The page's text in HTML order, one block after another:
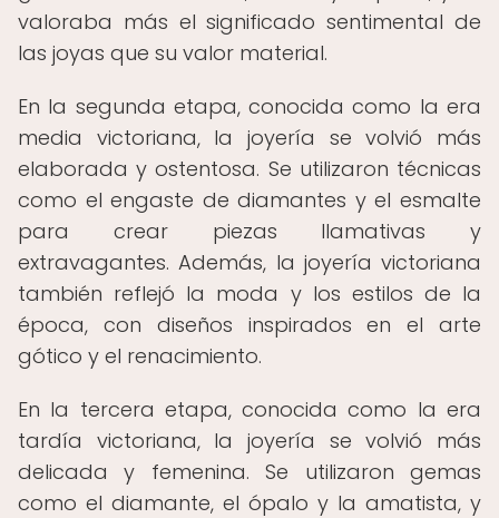
valoraba más el significado sentimental de
las joyas que su valor material.
En la segunda etapa, conocida como la era
media victoriana, la joyería se volvió más
elaborada y ostentosa. Se utilizaron técnicas
como el engaste de diamantes y el esmalte
para crear piezas llamativas y
extravagantes. Además, la joyería victoriana
también reflejó la moda y los estilos de la
época, con diseños inspirados en el arte
gótico y el renacimiento.
En la tercera etapa, conocida como la era
tardía victoriana, la joyería se volvió más
delicada y femenina. Se utilizaron gemas
como el diamante, el ópalo y la amatista, y